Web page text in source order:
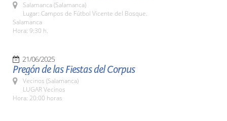
Salamanca (Salamanca)
Lugar: Campos de Fútbol Vicente del Bosque.
Salamanca
Hora: 9:30 h.
21/06/2025
Pregón de las Fiestas del Corpus
Vecinos (Salamanca)
LUGAR Vecinos
Hora: 20:00 horas